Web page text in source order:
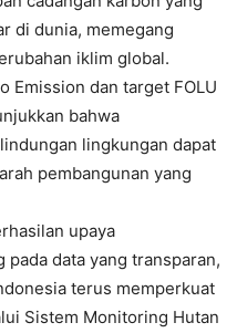
di dunia, memegang
iklim global.
Emission dan target FOLU
bahwa
lingkungan dapat
pembangunan yang
upaya
data yang transparan,
terus memperkuat
Sistem Monitoring Hutan